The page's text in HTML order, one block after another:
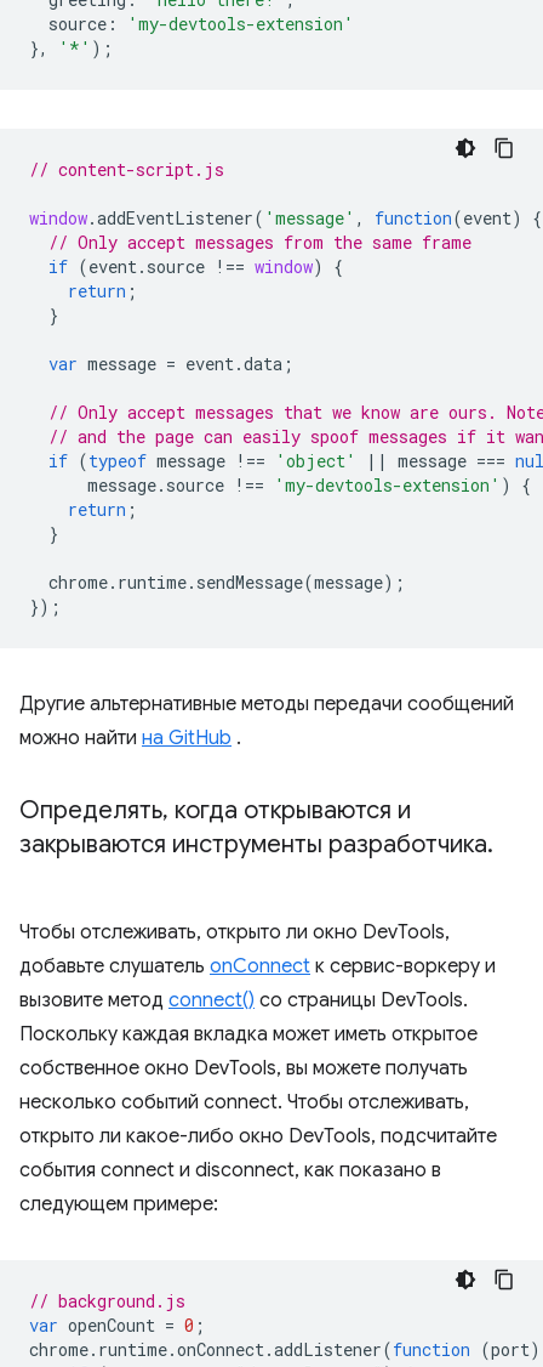
source :
'my-devtools-extension'
},
'*' );
// content-script.js
window.addEventListener( 'message' , function(event)
{
// Only accept messages from the same frame
if (event. source !== window)
{
return ;
}
var message = event.data ;
// Only accept messages that we know are ours.
// and the page can easily spoof messages if it
if (typeof message !== 'object' || message ===
message. source !== 'my-devtools-extension' )
{
return ;
}
chrome. runtime. sendMessage(message);
});
Другие альтернативные методы передачи сообщений
можно найти на GitHub .
Определять, когда открываются и
закрываются инструменты разработчика.
Чтобы отслеживать, открыто ли окно DevTools,
добавьте слушатель onConnect к сервис-воркеру и
вызовите метод connect() со страницы DevTools.
Поскольку каждая вкладка может иметь открытое
собственное окно DevTools, вы можете получать
несколько событий connect. Чтобы отслеживать,
открыто ли какое-либо окно DevTools, подсчитайте
события connect и disconnect, как показано в
следующем примере:
// background.js
var openCount = 0 ;
chrome. runtime.onConnect.addListener(function (port)